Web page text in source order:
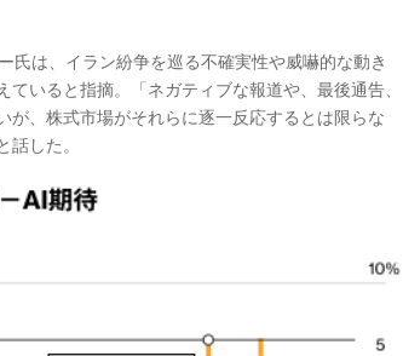
は、イラン紛争を巡る不確実性や威嚇的な動き
いると指摘。「ネガティブな報道や、最後通告、
、株式市場がそれらに逐一反応するとは限らな
した。